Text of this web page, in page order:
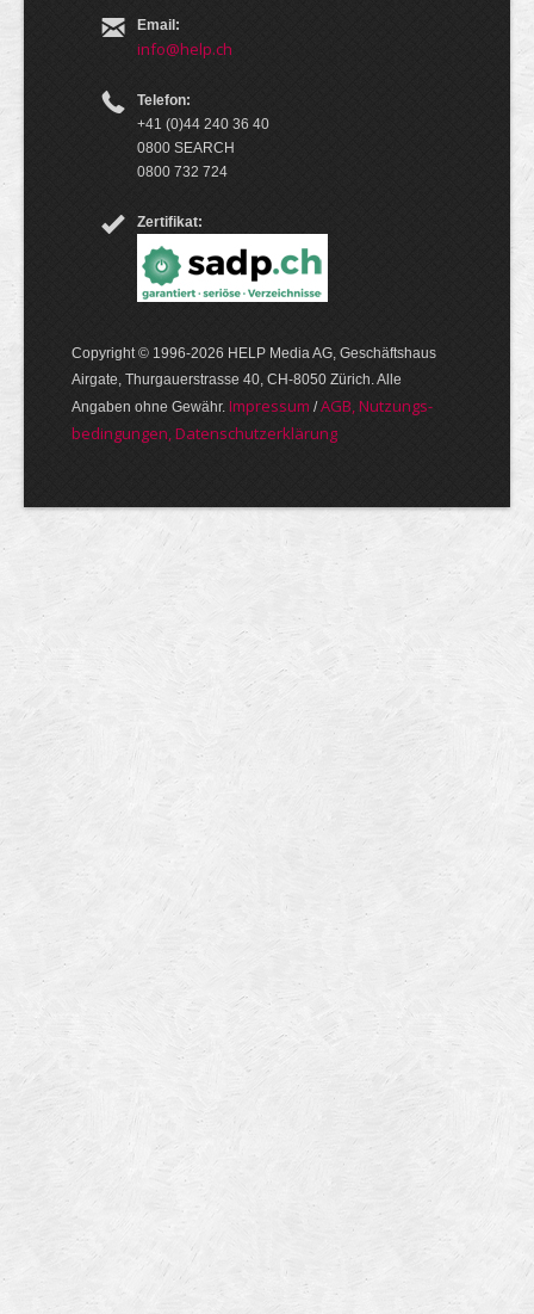
Email:
info@help.ch
Telefon:
+41 (0)44 240 36 40
0800 SEARCH
0800 732 724
Zertifikat:
Copyright © 1996-2026 HELP Media AG, Geschäftshaus
Airgate, Thurgauer­strasse 40, CH-8050 Zürich. Alle
Angaben ohne Gewähr. Im­pres­sum /AGB, Nut­zungs­
bedin­gungen, Daten­schutz­er­klärung